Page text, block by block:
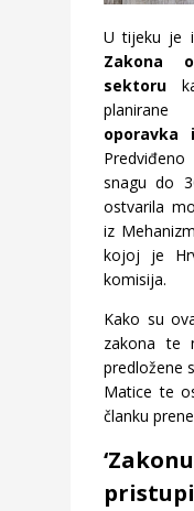
U tijeku je
Zakona
sektoru
planirane
oporavka
snagu do
ostvarila
iz
kojoj je
komisija.
Kako su
zakona te
predložene
Matice te
članku